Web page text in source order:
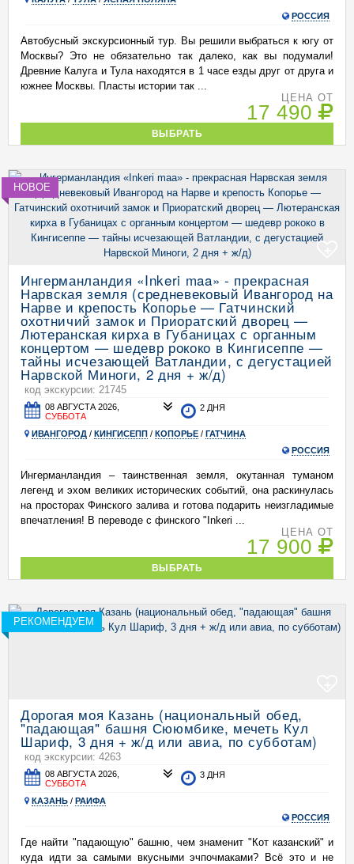
РОССИЯ
Автобусный экскурсионный тур. Вы решили выбраться к югу от
Москвы? Это не обязательно так далеко, как вы подумали!
Древние Калуга и Тула находятся в 1 часе езды друг от друга и
южнее Москвы. Пласты истории так ...
ЦЕНА ОТ
17 490
ВЫБРАТЬ
НОВОЕ
Ингерманландия «Inkeri maa» - прекрасная
Нарвская земля (средневековый Ивангород на
Нарве и крепость Копорье — Гатчинский
охотничий замок и Приоратский дворец —
Лютеранская кирха в Губаницах с органным
концертом — шедевр рококо в Кингисеппе —
тайны исчезающей Ватландии, с дегустацией
Нарвской Миноги, 2 дня + ж/д)
код экскурсии: 21745
08 АВГУСТА 2026,
СУББОТА
2 ДНЯ
ИВАНГОРОД / КИНГИСЕПП / КОПОРЬЕ / ГАТЧИНА
РОССИЯ
Ингерманландия – таинственная земля, окутанная туманом
легенд и эхом великих исторических событий, она раскинулась
на просторах Финского залива и готова подарить неизгладимые
впечатления! В переводе с финского "Inkeri ...
ЦЕНА ОТ
17 900
ВЫБРАТЬ
РЕКОМЕНДУЕМ
Дорогая моя Казань (национальный обед,
"падающая" башня Сююмбике, мечеть Кул
Шариф, 3 дня + ж/д или авиа, по субботам)
код экскурсии: 4263
08 АВГУСТА 2026,
СУББОТА
3 ДНЯ
КАЗАНЬ / РАИФА
РОССИЯ
Где найти "падающую" башню, чем знаменит "Кот казанский" и
куда идти за самыми вкусными эчпочмаками? Всё это и не